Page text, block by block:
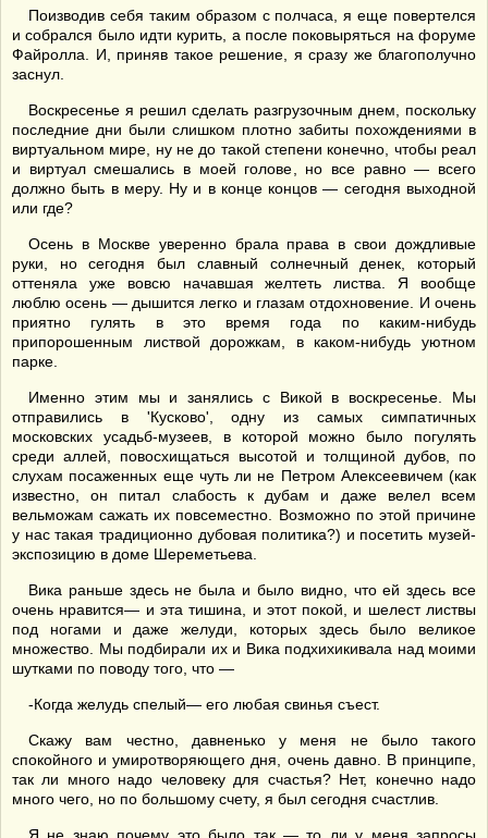
Поизводив себя таким образом с полчаса, я еще повертелся
и собрался было идти курить, а после поковыряться на форуме
Файролла. И, приняв такое решение, я сразу же благополучно
заснул.
Воскресенье я решил сделать разгрузочным днем, поскольку
последние дни были слишком плотно забиты похождениями в
виртуальном мире, ну не до такой степени конечно, чтобы реал
и виртуал смешались в моей голове, но все равно — всего
должно быть в меру. Ну и в конце концов — сегодня выходной
или где?
Осень в Москве уверенно брала права в свои дождливые
руки, но сегодня был славный солнечный денек, который
оттеняла уже вовсю начавшая желтеть листва. Я вообще
люблю осень — дышится легко и глазам отдохновение. И очень
приятно гулять в это время года по каким-нибудь
припорошенным листвой дорожкам, в каком-нибудь уютном
парке.
Именно этим мы и занялись с Викой в воскресенье. Мы
отправились в 'Кусково', одну из самых симпатичных
московских усадьб-музеев, в которой можно было погулять
среди аллей, повосхищаться высотой и толщиной дубов, по
слухам посаженных еще чуть ли не Петром Алексеевичем (как
известно, он питал слабость к дубам и даже велел всем
вельможам сажать их повсеместно. Возможно по этой причине
у нас такая традиционно дубовая политика?) и посетить музей-
экспозицию в доме Шереметьева.
Вика раньше здесь не была и было видно, что ей здесь все
очень нравится— и эта тишина, и этот покой, и шелест листвы
под ногами и даже желуди, которых здесь было великое
множество. Мы подбирали их и Вика подхихикивала над моими
шутками по поводу того, что —
-Когда желудь спелый— его любая свинья съест.
Скажу вам честно, давненько у меня не было такого
спокойного и умиротворяющего дня, очень давно. В принципе,
так ли много надо человеку для счастья? Нет, конечно надо
много чего, но по большому счету, я был сегодня счастлив.